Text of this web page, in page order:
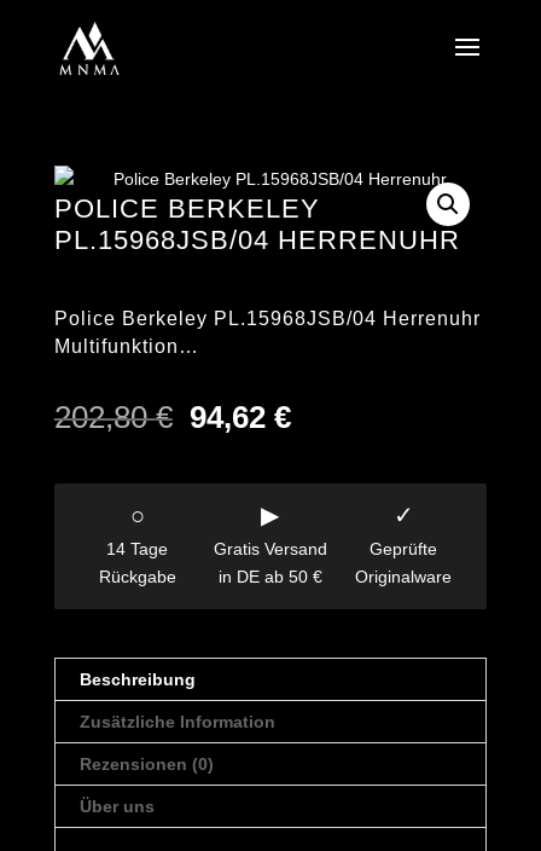
POLICE BERKELEY
PL.15968JSB/04 HERRENUHR
Police Berkeley PL.15968JSB/04 Herrenuhr
Multifunktion…
202,80€ Ursprünglicher
Preis
202,80 €
94,62 €Aktueller
○
14 Tage
Rückgabe
▶
Gratis Versand
in DE ab 50 €
✓
Geprüfte
Originalware
Beschreibung
Zusätzliche Information
Rezensionen (0)
Über uns